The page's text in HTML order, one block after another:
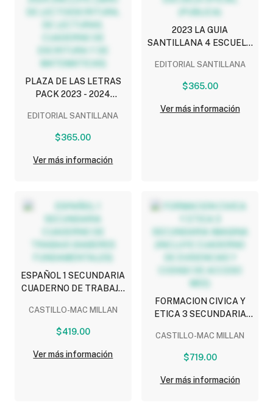
PLAZA DE LAS LETRAS
PACK 2023 - 2024
LECTOESCRITURA, DE
LECTURAS, CUADERNO
MATEMATICAS)
EDITORIAL SANTILLANA
$365.00
Ver más información
2023 LA GUIA
SANTILLANA 4 ESCUELA
EDITORIAL SANTILLANA
$365.00
Ver más información
ESPAÑOL 1 SECUNDARIA
CUADERNO DE TRABAJO
FUNDAMENTALES)
CASTILLO-MAC MILLAN
$419.00
Ver más información
FORMACION CIVICA Y
ETICA 3 SECUNDARIA
CUADERNO DE
EVIDENCIAS Y CODIGO DE
CASTILLO-MAC MILLAN
$719.00
Ver más información